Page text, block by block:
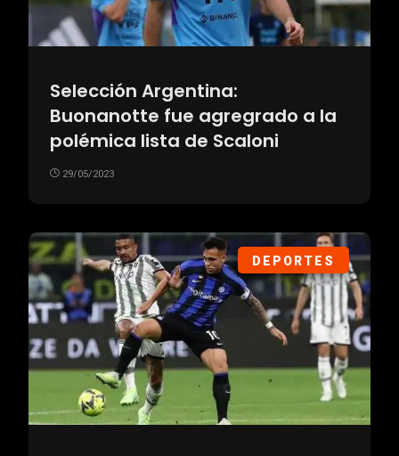
Selección Argentina:
Buonanotte fue agregrado a la
polémica lista de Scaloni
29/05/2023
DEPORTES